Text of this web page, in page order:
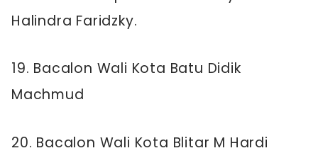
Halindra Faridzky.
19. Bacalon Wali Kota Batu Didik
Machmud
20. Bacalon Wali Kota Blitar M Hardi